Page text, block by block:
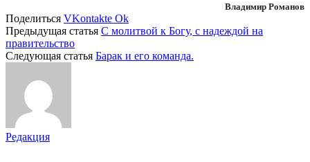
Владимир Романов
Поделиться VKontakte Ok
Предыдущая статья С молитвой к Богу, с надеждой на
правительство
Следующая статья Барак и его команда.
Редакция